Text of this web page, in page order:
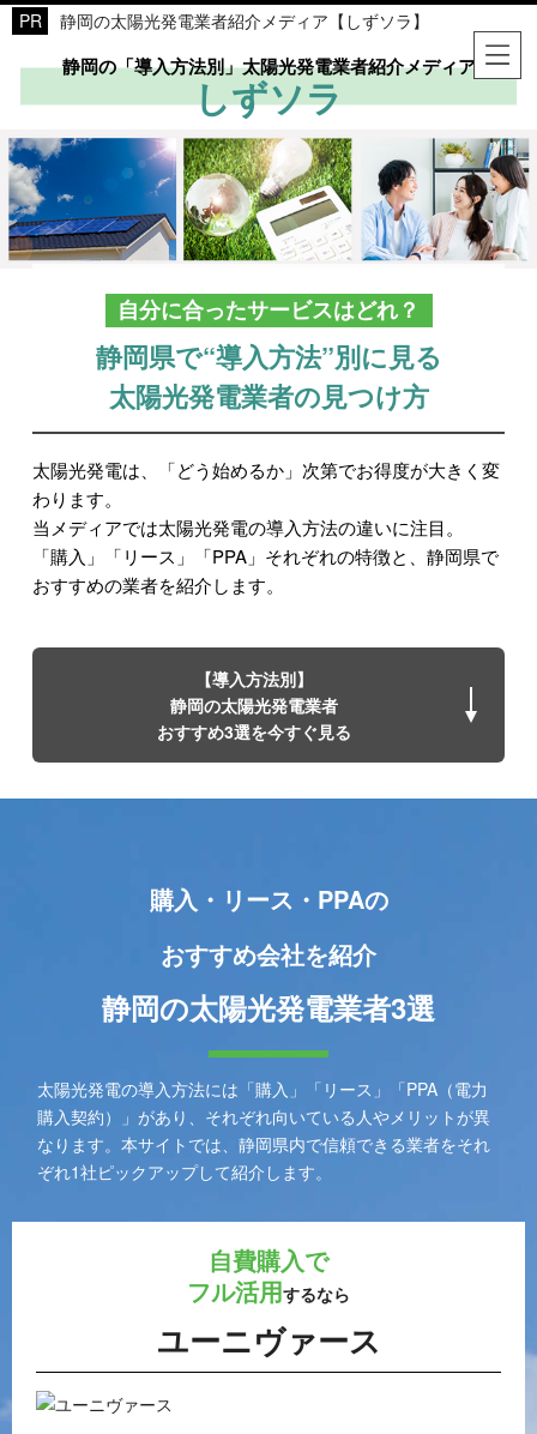
静岡の太陽光発電業者紹介メディア【しずソラ】
静岡の「導入方法別」太陽光発電業者紹介メディア
しずソラ
自分に合ったサービスはどれ？
静岡県で“導入方法”別に見る
太陽光発電業者の見つけ方
太陽光発電は、「どう始めるか」次第でお得度が大きく変
わります。
当メディアでは太陽光発電の導入方法の違いに注目。
「購入」「リース」「PPA」それぞれの特徴と、静岡県で
おすすめの業者を紹介します。
【導入方法別】
静岡の太陽光発電業者
おすすめ3選を今すぐ見る
購入・リース・PPAの
おすすめ会社を紹介
静岡の太陽光発電業者3選
太陽光発電の導入方法には「購入」「リース」「PPA（電力
購入契約）」があり、それぞれ向いている人やメリットが異
なります。本サイトでは、静岡県内で信頼できる業者をそれ
ぞれ1社ピックアップして紹介します。
自費購入で
フル活用するなら
ユーニヴァース